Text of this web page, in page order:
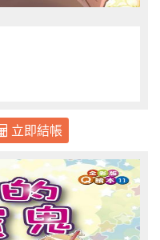
立即結帳